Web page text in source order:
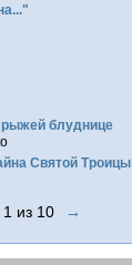
рыжей блуднице
Святой Троицы
1 из 10 →